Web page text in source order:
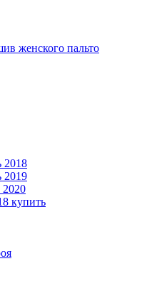
женского пальто
2018
2019
2020
купить